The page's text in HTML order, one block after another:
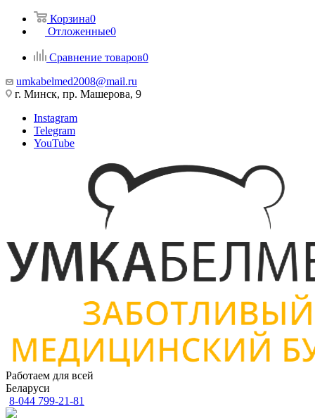
Корзина0
Отложенные0
Сравнение товаров0
umkabelmed2008@mail.ru
г. Минск, пр. Машерова, 9
Instagram
Telegram
YouTube
Работаем для всей
Беларуси
8-044 799-21-81